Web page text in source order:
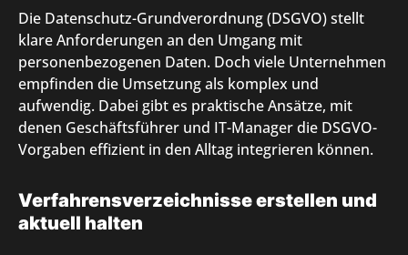
Die Datenschutz-Grundverordnung (DSGVO) stellt
klare Anforderungen an den Umgang mit
personenbezogenen Daten. Doch viele Unternehmen
empfinden die Umsetzung als komplex und
aufwendig. Dabei gibt es praktische Ansätze, mit
denen Geschäftsführer und IT-Manager die DSGVO-
Vorgaben effizient in den Alltag integrieren können.
Verfahrensverzeichnisse erstellen und
aktuell halten